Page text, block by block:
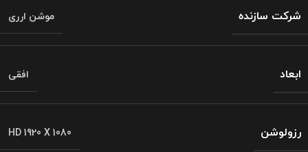
شرکت سازنده
موشن ارری
ابعاد افقی
رزولوشن HD 1920 X 1080